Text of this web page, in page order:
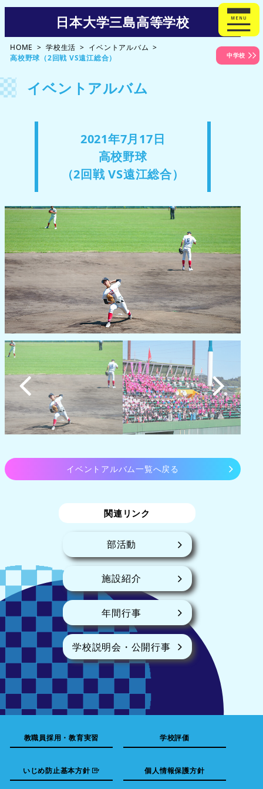
中学校
日本大学三島高等学校
HOME 学校生活
イベントアルバム
高校野球（2回戦 VS遠江総合）
イベントアルバム
2021年7月17日
高校野球
（2回戦 VS遠江総合）
イベントアルバム一覧へ戻る
関連リンク
部活動
施設紹介
年間行事
学校説明会・公開行事
教職員採用・教育実習 学校評価
いじめ防止基本方針 個人情報保護方針